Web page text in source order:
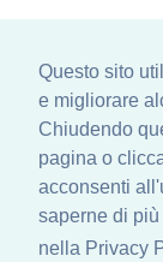
Questo sito
e migliorare
Chiudendo
pagina o
acconsenti
saperne di
nella Privacy